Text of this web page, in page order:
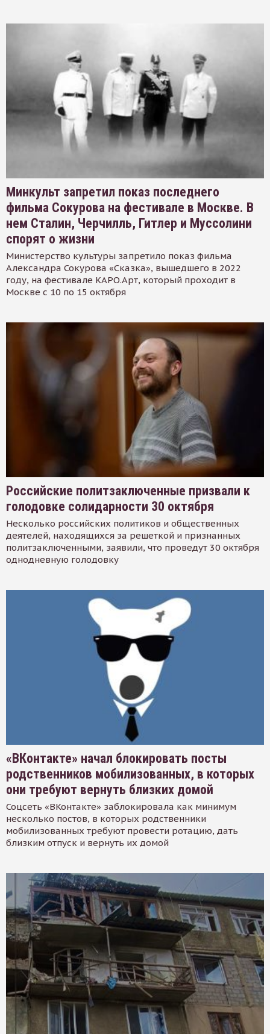
Минкульт запретил показ последнего
фильма Сокурова на фестивале в Москве. В
нем Сталин, Черчилль, Гитлер и Муссолини
спорят о жизни
Министерство культуры запретило показ фильма
Александра Сокурова «Сказка», вышедшего в 2022
году, на фестивале КАРО.Арт, который проходит в
Москве с 10 по 15 октября
Российские политзаключенные призвали к
голодовке солидарности 30 октября
Несколько российских политиков и общественных
деятелей, находящихся за решеткой и признанных
политзаключенными, заявили, что проведут 30 октября
однодневную голодовку
«ВКонтакте» начал блокировать посты
родственников мобилизованных, в которых
они требуют вернуть близких домой
Соцсеть «ВКонтакте» заблокировала как минимум
несколько постов, в которых родственники
мобилизованных требуют провести ротацию, дать
близким отпуск и вернуть их домой